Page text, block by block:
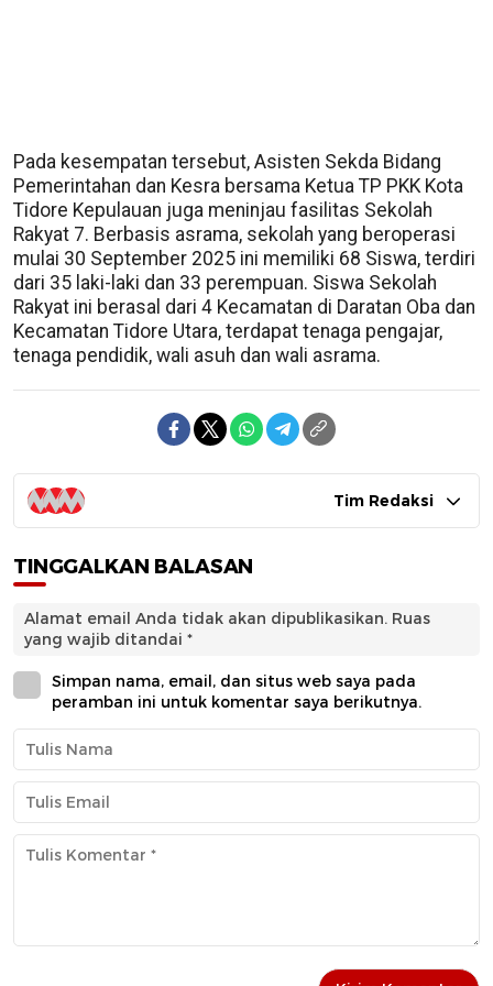
Pada kesempatan tersebut, Asisten Sekda Bidang
Pemerintahan dan Kesra bersama Ketua TP PKK Kota
Tidore Kepulauan juga meninjau fasilitas Sekolah
Rakyat 7. Berbasis asrama, sekolah yang beroperasi
mulai 30 September 2025 ini memiliki 68 Siswa, terdiri
dari 35 laki-laki dan 33 perempuan. Siswa Sekolah
Rakyat ini berasal dari 4 Kecamatan di Daratan Oba dan
Kecamatan Tidore Utara, terdapat tenaga pengajar,
tenaga pendidik, wali asuh dan wali asrama.
Tim Redaksi
TINGGALKAN BALASAN
Alamat email Anda tidak akan dipublikasikan. Ruas
yang wajib ditandai *
Simpan nama, email, dan situs web saya pada
peramban ini untuk komentar saya berikutnya.